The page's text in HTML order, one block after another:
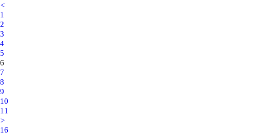
<
1
2
3
4
5
6
7
8
9
10
11
>
16